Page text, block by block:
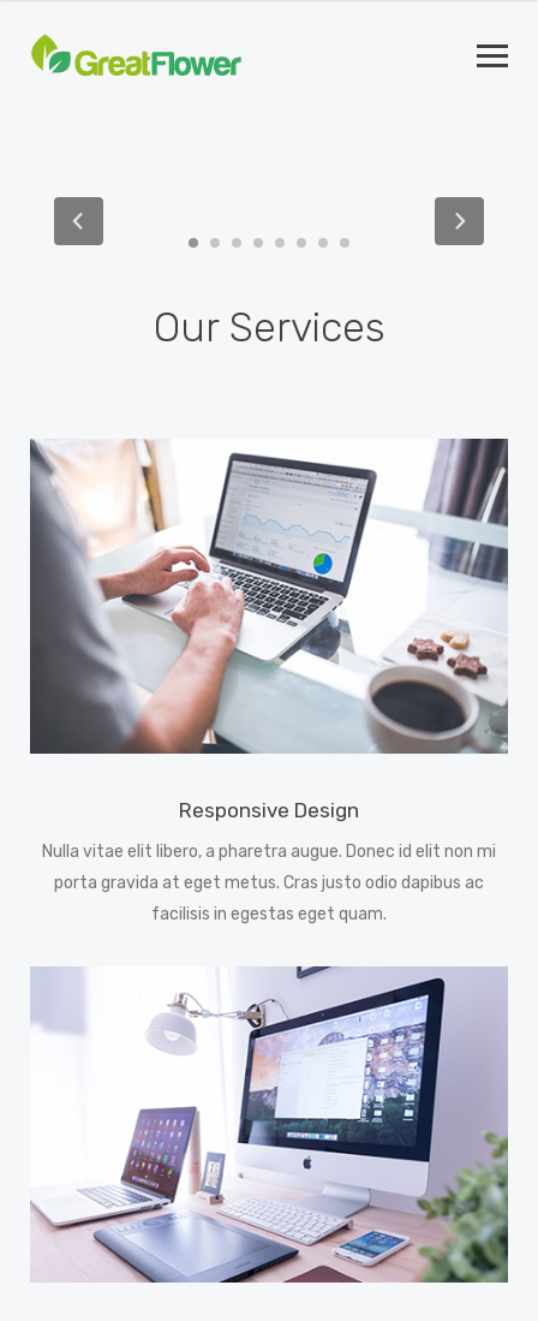
Trabalhos
Our Services
Responsive Design
Nulla vitae elit libero, a pharetra augue. Donec id elit non mi
porta gravida at eget metus. Cras justo odio dapibus ac
facilisis in egestas eget quam.